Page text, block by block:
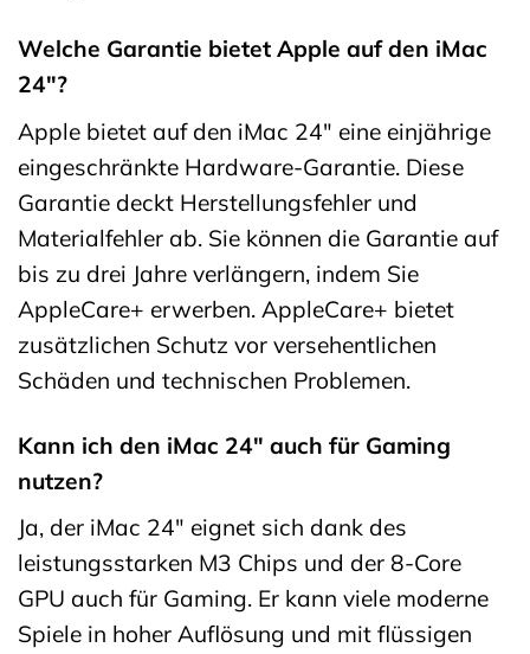
Welche Garantie bietet Apple auf den iMac
24″?
Apple bietet auf den iMac 24″ eine einjährige
eingeschränkte Hardware-Garantie. Diese
Garantie deckt Herstellungsfehler und
Materialfehler ab. Sie können die Garantie auf
bis zu drei Jahre verlängern, indem Sie
AppleCare+ erwerben. AppleCare+ bietet
zusätzlichen Schutz vor versehentlichen
Schäden und technischen Problemen.
Kann ich den iMac 24″ auch für Gaming
nutzen?
Ja, der iMac 24″ eignet sich dank des
leistungsstarken M3 Chips und der 8-Core
GPU auch für Gaming. Er kann viele moderne
Spiele in hoher Auflösung und mit flüssigen